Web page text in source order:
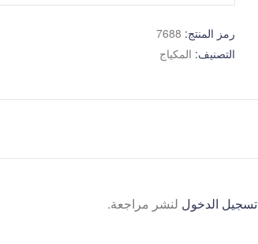
رمز المنتج: 7688
التصنيف: المكياج
تسجيل الدخول لنشر مراجعة.